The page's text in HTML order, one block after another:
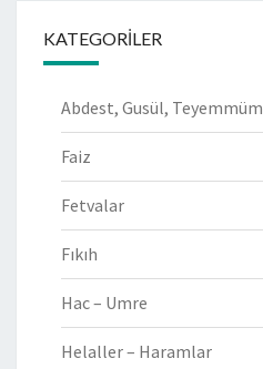
KATEGORILER
Abdest, Gusül, Teyemmüm
Faiz
Fetvalar
Fıkıh
Hac – Umre
Helaller – Haramlar